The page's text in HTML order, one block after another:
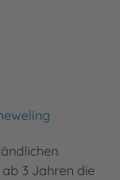
3 Jahren die